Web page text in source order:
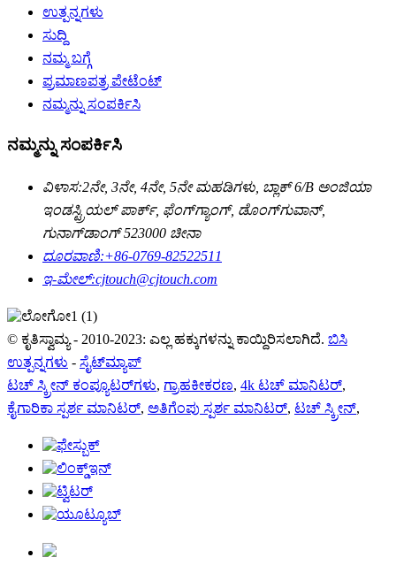
ಉತ್ಪನ್ನಗಳು
ಸುದ್ದಿ
ನಮ್ಮ ಬಗ್ಗೆ
ಪ್ರಮಾಣಪತ್ರ ಪೇಟೆಂಟ್
ನಮ್ಮನ್ನು ಸಂಪರ್ಕಿಸಿ
ನಮ್ಮನ್ನು ಸಂಪರ್ಕಿಸಿ
ವಿಳಾಸ:2ನೇ, 3ನೇ, 4ನೇ, 5ನೇ ಮಹಡಿಗಳು, ಬ್ಲಾಕ್ 6/B ಅಂಜಿಯಾ
ಇಂಡಸ್ಟ್ರಿಯಲ್ ಪಾರ್ಕ್, ಫೆಂಗ್‌ಗ್ಯಾಂಗ್, ಡೊಂಗ್‌ಗುವಾನ್,
ಗುನಾಗ್‌ಡಾಂಗ್ 523000 ಚೀನಾ
ದೂರವಾಣಿ:+86-0769-82522511
ಇ-ಮೇಲ್:cjtouch@cjtouch.com
© ಕೃತಿಸ್ವಾಮ್ಯ - 2010-2023: ಎಲ್ಲ ಹಕ್ಕುಗಳನ್ನು ಕಾಯ್ದಿರಿಸಲಾಗಿದೆ. ಬಿಸಿ
ಉತ್ಪನ್ನಗಳು - ಸೈಟ್‌ಮ್ಯಾಪ್
ಟಚ್ ಸ್ಕ್ರೀನ್ ಕಂಪ್ಯೂಟರ್‌ಗಳು, ಗ್ರಾಹಕೀಕರಣ, 4k ಟಚ್ ಮಾನಿಟರ್,
ಕೈಗಾರಿಕಾ ಸ್ಪರ್ಶ ಮಾನಿಟರ್, ಅತಿಗೆಂಪು ಸ್ಪರ್ಶ ಮಾನಿಟರ್, ಟಚ್ ಸ್ಕ್ರೀನ್,